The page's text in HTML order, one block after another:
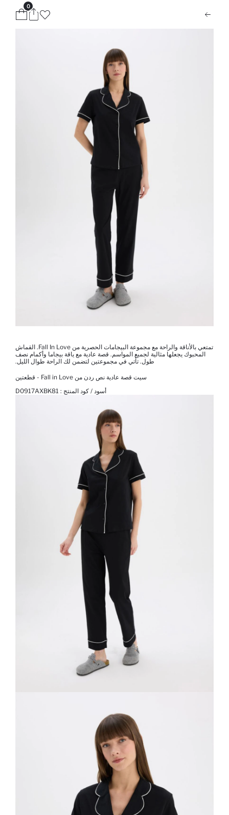
0
تمتعي بالأناقة والراحة مع مجموعة البيجامات الحصرية من Fall In Love. القماش
المحبوك يجعلها مثالية لجميع المواسم. قصة عادية مع ياقة بيجاما وأكمام نصف
طول. تأتي في مجموعتين لتضمن لك الراحة طوال الليل.
سيت قصة عادية نص ردن من Fall in Love - قطعتين
أسود / كود المنتج : D0917AXBK81